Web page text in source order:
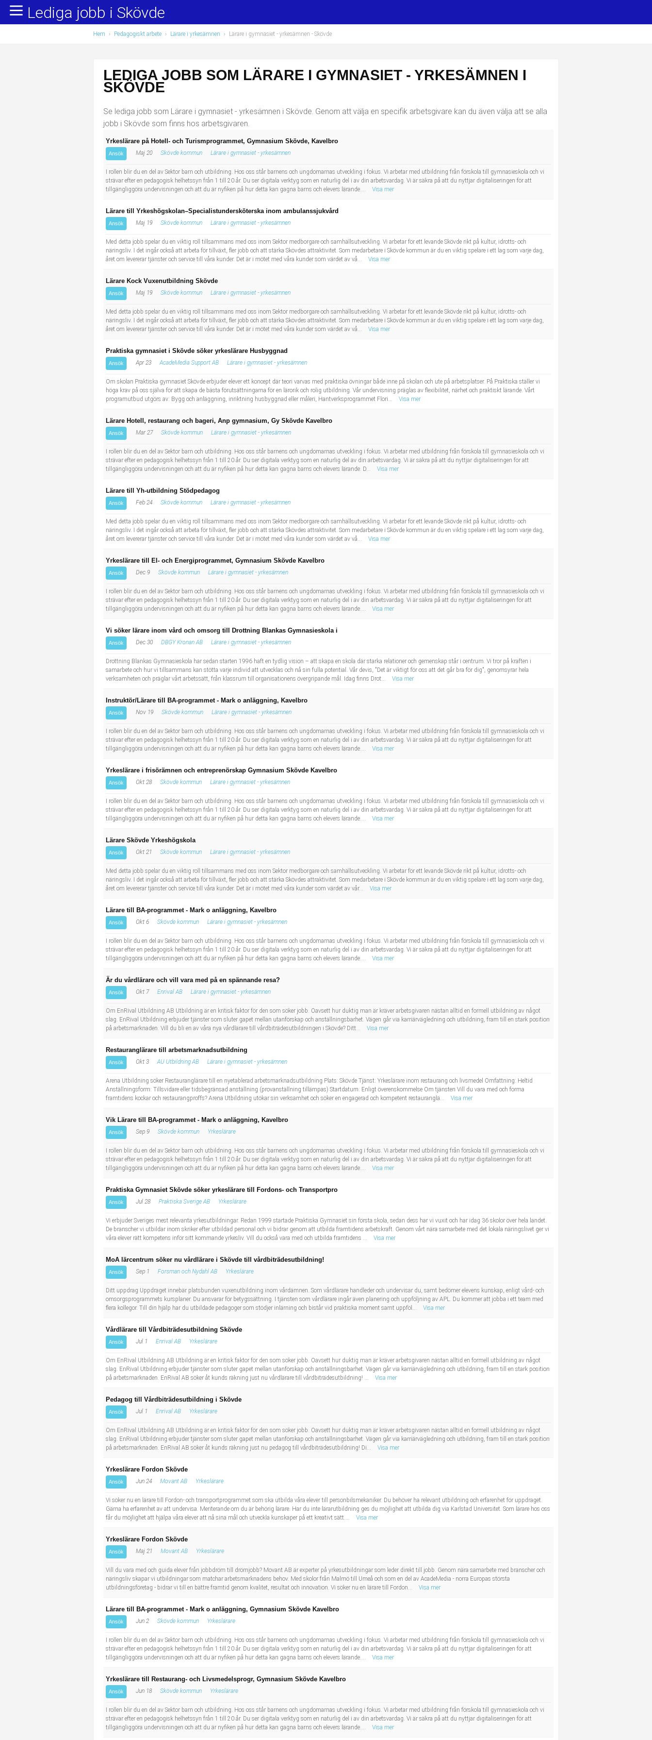
Yrkesområden
Administration, ekonomi, juridik
Chefer och verksamhetsledare
Hotell, restaurang, storhushåll
Installation, drift, underhåll
Naturvetenskapligt arbete
Sanering och renhållning
Populära jobb
Undersköterska, hemtjänst och äldreboende
Lärare i förskola/Förskollärare
Bussförare/Busschaufför
Behandlingsassistent/Socialpedagog
Tidningsbud/Tidningsdistributör
Lärare i fritidshem/Fritidspedagog
Läkarsekreterare/Vårdadmin/Medicinsk sekreterare
Informatör/Kommunikatör
Sjuksköterska, grundutbildad
Undersköterska, vård- o specialavd. o mottagning
Lediga jobb i Skövde
Hem › Pedagogiskt arbete › Lärare i yrkesämnen › Lärare i gymnasiet - yrkesämnen - Skövde
LEDIGA JOBB SOM LÄRARE I GYMNASIET - YRKESÄMNEN I
SKÖVDE
Se lediga jobb som Lärare i gymnasiet - yrkesämnen i Skövde. Genom att välja en specifik arbetsgivare kan du även välja att se alla
jobb i Skövde som finns hos arbetsgivaren.
Yrkeslärare på Hotell- och Turismprogrammet, Gymnasium Skövde, Kavelbro
Ansök Maj 20 Skövde kommun Lärare i gymnasiet - yrkesämnen
I rollen blir du en del av Sektor barn och utbildning. Hos oss står barnens och ungdomarnas utveckling i fokus. Vi arbetar med utbildning från förskola till gymnasieskola och vi
strävar efter en pedagogisk helhetssyn från 1 till 20 år. Du ser digitala verktyg som en naturlig del i av din arbetsvardag. Vi är säkra på att du nyttjar digitaliseringen för att
tillgängliggöra undervisningen och att du är nyfiken på hur detta kan gagna barns och elevers lärande....
Visa mer
Lärare till Yrkeshögskolan–Specialistundersköterska inom ambulanssjukvård
Ansök Maj 19 Skövde kommun Lärare i gymnasiet - yrkesämnen
Med detta jobb spelar du en viktig roll tillsammans med oss inom Sektor medborgare och samhällsutveckling. Vi arbetar för ett levande Skövde rikt på kultur, idrotts- och
näringsliv. I det ingår också att arbeta för tillväxt, fler jobb och att stärka Skövdes attraktivitet. Som medarbetare i Skövde kommun är du en viktig spelare i ett lag som varje dag,
året om levererar tjänster och service till våra kunder. Det är i mötet med våra kunder som värdet av vå...
Visa mer
Lärare Kock Vuxenutbildning Skövde
Ansök Maj 19 Skövde kommun Lärare i gymnasiet - yrkesämnen
Med detta jobb spelar du en viktig roll tillsammans med oss inom Sektor medborgare och samhällsutveckling. Vi arbetar för ett levande Skövde rikt på kultur, idrotts- och
näringsliv. I det ingår också att arbeta för tillväxt, fler jobb och att stärka Skövdes attraktivitet. Som medarbetare i Skövde kommun är du en viktig spelare i ett lag som varje dag,
året om levererar tjänster och service till våra kunder. Det är i mötet med våra kunder som värdet av vå...
Visa mer
Praktiska gymnasiet i Skövde söker yrkeslärare Husbyggnad
Ansök Apr 23 AcadeMedia Support AB Lärare i gymnasiet - yrkesämnen
Om skolan Praktiska gymnasiet Skövde erbjuder elever ett koncept där teori varvas med praktiska övningar både inne på skolan och ute på arbetsplatser. På Praktiska ställer vi
höga krav på oss själva för att skapa de bästa förutsättningarna för en lärorik och rolig utbildning. Vår undervisning präglas av flexibilitet, närhet och praktiskt lärande. Vårt
programutbud utgörs av: Bygg och anläggning, inriktning husbyggnad eller måleri, Hantverksprogrammet Flori...
Visa mer
Lärare Hotell, restaurang och bageri, Anp gymnasium, Gy Skövde Kavelbro
Ansök Mar 27 Skövde kommun Lärare i gymnasiet - yrkesämnen
I rollen blir du en del av Sektor barn och utbildning. Hos oss står barnens och ungdomarnas utveckling i fokus. Vi arbetar med utbildning från förskola till gymnasieskola och vi
strävar efter en pedagogisk helhetssyn från 1 till 20 år. Du ser digitala verktyg som en naturlig del av din arbetsvardag. Vi är säkra på att du nyttjar digitaliseringen för att
tillgängliggöra undervisningen och att du är nyfiken på hur detta kan gagna barns och elevers lärande. D...
Visa mer
Lärare till Yh-utbildning Stödpedagog
Ansök Feb 24 Skövde kommun Lärare i gymnasiet - yrkesämnen
Med detta jobb spelar du en viktig roll tillsammans med oss inom Sektor medborgare och samhällsutveckling. Vi arbetar för ett levande Skövde rikt på kultur, idrotts- och
näringsliv. I det ingår också att arbeta för tillväxt, fler jobb och att stärka Skövdes attraktivitet. Som medarbetare i Skövde kommun är du en viktig spelare i ett lag som varje dag,
året om levererar tjänster och service till våra kunder. Det är i mötet med våra kunder som värdet av vå...
Visa mer
Yrkeslärare till El- och Energiprogrammet, Gymnasium Skövde Kavelbro
Ansök Dec 9 Skövde kommun Lärare i gymnasiet - yrkesämnen
I rollen blir du en del av Sektor barn och utbildning. Hos oss står barnens och ungdomarnas utveckling i fokus. Vi arbetar med utbildning från förskola till gymnasieskola och vi
strävar efter en pedagogisk helhetssyn från 1 till 20 år. Du ser digitala verktyg som en naturlig del i av din arbetsvardag. Vi är säkra på att du nyttjar digitaliseringen för att
tillgängliggöra undervisningen och att du är nyfiken på hur detta kan gagna barns och elevers lärande....
Visa mer
Vi söker lärare inom vård och omsorg till Drottning Blankas Gymnasieskola i
Ansök Dec 30 DBGY Kronan AB Lärare i gymnasiet - yrkesämnen
Drottning Blankas Gymnasieskola har sedan starten 1996 haft en tydlig vision – att skapa en skola där starka relationer och gemenskap står i centrum. Vi tror på kraften i
samarbete och hur vi tillsammans kan stötta varje individ att utvecklas och nå sin fulla potential. Vår devis, "Det är viktigt för oss att det går bra för dig", genomsyrar hela
verksamheten och präglar vårt arbetssätt, från klassrum till organisationens övergripande mål. Idag finns Drot...
Visa mer
Instruktör/Lärare till BA-programmet - Mark o anläggning, Kavelbro
Ansök Nov 19 Skövde kommun Lärare i gymnasiet - yrkesämnen
I rollen blir du en del av Sektor barn och utbildning. Hos oss står barnens och ungdomarnas utveckling i fokus. Vi arbetar med utbildning från förskola till gymnasieskola och vi
strävar efter en pedagogisk helhetssyn från 1 till 20 år. Du ser digitala verktyg som en naturlig del i av din arbetsvardag. Vi är säkra på att du nyttjar digitaliseringen för att
tillgängliggöra undervisningen och att du är nyfiken på hur detta kan gagna barns och elevers lärande....
Visa mer
Yrkeslärare i frisörämnen och entreprenörskap Gymnasium Skövde Kavelbro
Ansök Okt 28 Skövde kommun Lärare i gymnasiet - yrkesämnen
I rollen blir du en del av Sektor barn och utbildning. Hos oss står barnens och ungdomarnas utveckling i fokus. Vi arbetar med utbildning från förskola till gymnasieskola och vi
strävar efter en pedagogisk helhetssyn från 1 till 20 år. Du ser digitala verktyg som en naturlig del i av din arbetsvardag. Vi är säkra på att du nyttjar digitaliseringen för att
tillgängliggöra undervisningen och att du är nyfiken på hur detta kan gagna barns och elevers lärande....
Visa mer
Lärare Skövde Yrkeshögskola
Ansök Okt 21 Skövde kommun Lärare i gymnasiet - yrkesämnen
Med detta jobb spelar du en viktig roll tillsammans med oss inom Sektor medborgare och samhällsutveckling. Vi arbetar för ett levande Skövde rikt på kultur, idrotts- och
näringsliv. I det ingår också att arbeta för tillväxt, fler jobb och att stärka Skövdes attraktivitet. Som medarbetare i Skövde kommun är du en viktig spelare i ett lag som varje dag,
året om levererar tjänster och service till våra kunder. Det är i mötet med våra kunder som värdet av vår...
Visa mer
Lärare till BA-programmet - Mark o anläggning, Kavelbro
Ansök Okt 6 Skövde kommun Lärare i gymnasiet - yrkesämnen
I rollen blir du en del av Sektor barn och utbildning. Hos oss står barnens och ungdomarnas utveckling i fokus. Vi arbetar med utbildning från förskola till gymnasieskola och vi
strävar efter en pedagogisk helhetssyn från 1 till 20 år. Du ser digitala verktyg som en naturlig del i av din arbetsvardag. Vi är säkra på att du nyttjar digitaliseringen för att
tillgängliggöra undervisningen och att du är nyfiken på hur detta kan gagna barns och elevers lärande....
Visa mer
Är du vårdlärare och vill vara med på en spännande resa?
Ansök Okt 7 Enrival AB Lärare i gymnasiet - yrkesämnen
Om EnRival Utbildning AB Utbildning är en kritisk faktor för den som söker jobb. Oavsett hur duktig man är kräver arbetsgivaren nästan alltid en formell utbildning av något
slag. EnRival Utbildning erbjuder tjänster som sluter gapet mellan utanförskap och anställningsbarhet. Vägen går via karriärvägledning och utbildning, fram till en stark position
på arbetsmarknaden. Vill du bli en av våra nya vårdlärare till vårdbiträdesutbildningen i Skövde? Ditt...
Visa mer
Restauranglärare till arbetsmarknadsutbildning
Ansök Okt 3 AU Utbildning AB Lärare i gymnasiet - yrkesämnen
Arena Utbildning söker Restauranglärare till en nyetablerad arbetsmarknadsutbildning Plats: Skövde Tjänst: Yrkeslärare inom restaurang och livsmedel Omfattning: Heltid
Anställningsform: Tillsvidare eller tidsbegränsad anställning (provanställning tillämpas) Startdatum: Enligt överenskommelse Om tjänsten Vill du vara med och forma
framtidens kockar och restaurangproffs? Arena Utbildning utökar sin verksamhet och söker en engagerad och kompetent restauranglä...
Visa mer
Vik Lärare till BA-programmet - Mark o anläggning, Kavelbro
Ansök Sep 9 Skövde kommun Yrkeslärare
I rollen blir du en del av Sektor barn och utbildning. Hos oss står barnens och ungdomarnas utveckling i fokus. Vi arbetar med utbildning från förskola till gymnasieskola och vi
strävar efter en pedagogisk helhetssyn från 1 till 20 år. Du ser digitala verktyg som en naturlig del i av din arbetsvardag. Vi är säkra på att du nyttjar digitaliseringen för att
tillgängliggöra undervisningen och att du är nyfiken på hur detta kan gagna barns och elevers lärande....
Visa mer
Praktiska Gymnasiet Skövde söker yrkeslärare till Fordons- och Transportpro
Ansök Jul 28 Praktiska Sverige AB Yrkeslärare
Vi erbjuder Sveriges mest relevanta yrkesutbildningar. Redan 1999 startade Praktiska Gymnasiet sin första skola, sedan dess har vi vuxit och har idag 36 skolor över hela landet.
De branscher vi utbildar inom skriker efter utbildad personal och vi bidrar genom att utbilda framtidens arbetskraft. Genom vårt nära samarbete med det lokala näringslivet ger vi
våra elever rätt kompetens inför sitt kommande yrkesliv. Vill du också vara med och utbilda framtidens ...
Visa mer
MoA lärcentrum söker nu vårdlärare i Skövde till vårdbiträdesutbildning!
Ansök Sep 1 Forsman och Nydahl AB Yrkeslärare
Ditt uppdrag Uppdraget innebär platsbunden vuxenutbildning inom vårdämnen. Som vårdlärare handleder och undervisar du, samt bedömer elevens kunskap, enligt vård- och
omsorgsprogrammets kursplaner. Du ansvarar för betygssättning. I tjänsten som vårdlärare ingår även planering och uppföljning av APL. Du kommer att jobba i ett team med
flera kollegor. Till din hjälp har du utbildade pedagoger som stödjer inlärning och bistår vid praktiska moment samt uppföl...
Visa mer
Vårdlärare till Vårdbiträdesutbildning Skövde
Ansök Jul 1 Enrival AB Yrkeslärare
Om EnRival Utbildning AB Utbildning är en kritisk faktor för den som söker jobb. Oavsett hur duktig man är kräver arbetsgivaren nästan alltid en formell utbildning av något
slag. EnRival Utbildning erbjuder tjänster som sluter gapet mellan utanförskap och anställningsbarhet. Vägen går via karriärvägledning och utbildning, fram till en stark position
på arbetsmarknaden. EnRival AB söker åt kunds räkning just nu vårdlärare till vårdbiträdesutbildning! ...
Visa mer
Pedagog till Vårdbiträdesutbildning i Skövde
Ansök Jul 1 Enrival AB Yrkeslärare
Om EnRival Utbildning AB Utbildning är en kritisk faktor för den som söker jobb. Oavsett hur duktig man är kräver arbetsgivaren nästan alltid en formell utbildning av något
slag. EnRival Utbildning erbjuder tjänster som sluter gapet mellan utanförskap och anställningsbarhet. Vägen går via karriärvägledning och utbildning, fram till en stark position
på arbetsmarknaden. EnRival AB söker åt kunds räkning just nu pedagog till vårdbiträdesutbildning! Di...
Visa mer
Yrkeslärare Fordon Skövde
Ansök Jun 24 Movant AB Yrkeslärare
Vi söker nu en lärare till Fordon- och transportprogrammet som ska utbilda våra elever till personbilsmekaniker. Du behöver ha relevant utbildning och erfarenhet för uppdraget.
Gärna ha erfarenhet av att undervisa. Meriterande om du är behörig lärare. Har du inte lärarutbildning ges du möjlighet att utbilda dig via Karlstad Universitet. Som lärare hos oss
får du möjlighet att hjälpa våra elever att nå sina mål och utveckla kunskaper på ett kreativt sätt....
Visa mer
Yrkeslärare Fordon Skövde
Ansök Maj 21 Movant AB Yrkeslärare
Vill du vara med och guida elever från jobbdröm till drömjobb? Movant AB är experter på yrkesutbildningar som leder direkt till jobb. Genom nära samarbete med branscher och
näringsliv skapar vi utbildningar som matchar arbetsmarknadens behov. Med skolor från Malmö till Umeå och som en del av AcadeMedia - norra Europas största
utbildningsföretag - bidrar vi till en bättre framtid genom kvalitet, resultat och innovation. Vi söker nu en lärare till Fordon...
Visa mer
Lärare till BA-programmet - Mark o anläggning, Gymnasium Skövde Kavelbro
Ansök Jun 2 Skövde kommun Yrkeslärare
I rollen blir du en del av Sektor barn och utbildning. Hos oss står barnens och ungdomarnas utveckling i fokus. Vi arbetar med utbildning från förskola till gymnasieskola och vi
strävar efter en pedagogisk helhetssyn från 1 till 20 år. Du ser digitala verktyg som en naturlig del i av din arbetsvardag. Vi är säkra på att du nyttjar digitaliseringen för att
tillgängliggöra undervisningen och att du är nyfiken på hur detta kan gagna barns och elevers lärande....
Visa mer
Yrkeslärare till Restaurang- och Livsmedelsprogr, Gymnasium Skövde Kavelbro
Ansök Jun 18 Skövde kommun Yrkeslärare
I rollen blir du en del av Sektor barn och utbildning. Hos oss står barnens och ungdomarnas utveckling i fokus. Vi arbetar med utbildning från förskola till gymnasieskola och vi
strävar efter en pedagogisk helhetssyn från 1 till 20 år. Du ser digitala verktyg som en naturlig del i av din arbetsvardag. Vi är säkra på att du nyttjar digitaliseringen för att
tillgängliggöra undervisningen och att du är nyfiken på hur detta kan gagna barns och elevers lärande....
Visa mer